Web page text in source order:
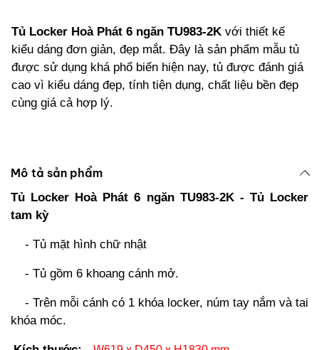
Tủ Locker Hoà Phát 6 ngăn TU983-2K với thiết kế
kiểu dáng đơn giản, đẹp mắt. Đây là sản phẩm mẫu tủ
được sử dụng khá phổ biến hiện nay, tủ được đánh giá
cao vì kiểu dáng đẹp, tính tiện dụng, chất liệu bền đẹp
cùng giá cả hợp lý.
Mô tả sản phẩm
Tủ Locker Hoà Phát 6 ngăn TU983-2K - Tủ Locker
tam kỳ
- Tủ mặt hình chữ nhật
- Tủ gồm 6 khoang cánh mở.
- Trên mỗi cánh có 1 khóa locker, núm tay nắm và tai
khóa móc.